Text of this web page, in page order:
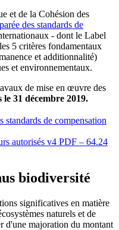
et de la Cohésion des
des standards de
- dont le Label
5 critères fondamentaux
et additionnalité)
et environnementaux.
de mise en œuvre des
le 31 décembre 2019.
standards de compensation
autorisés v4 PDF – 64.24
biodiversité
significatives en matière
naturels et de
d'une majoration du montant